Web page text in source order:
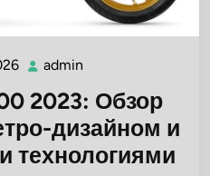
24.03.2026
admin
2023: Обзор
дизайном и
технологиями